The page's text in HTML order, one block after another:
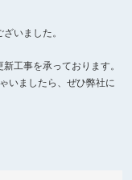
いました。
工事を承っております。
いましたら、ぜひ弊社に